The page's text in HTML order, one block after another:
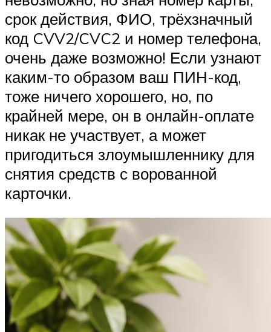
срок действия, ФИО, трёхзначный
код CVV2/CVC2 и номер телефона,
очень даже возможно! Если узнают
каким-то образом ваш ПИН-код,
тоже ничего хорошего, но, по
крайней мере, он в онлайн-оплате
никак не участвует, а может
пригодиться злоумышленнику для
снятия средств с ворованной
карточки.